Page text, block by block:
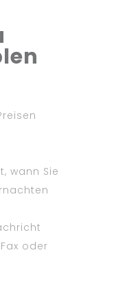
wann Sie
oder